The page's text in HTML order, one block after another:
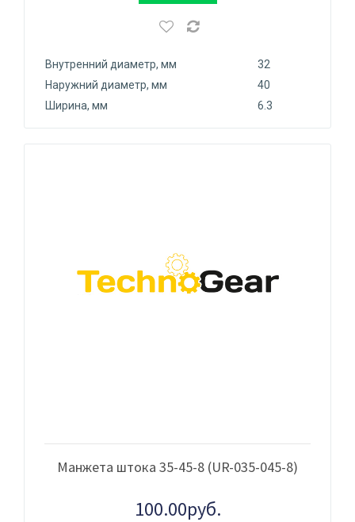
Внутренний диаметр, мм
32
Наружний диаметр, мм
40
Ширина, мм
6.3
Манжета штока 35-45-8 (UR-035-045-8)
100.00руб.